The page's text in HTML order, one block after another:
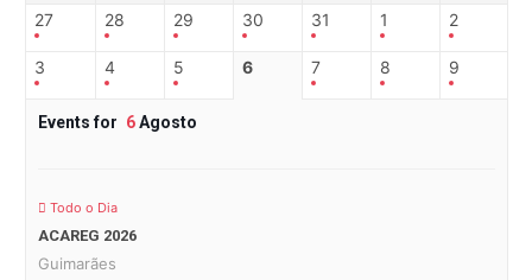
27 28 29 30 31 1 2
3 4 5 6 7 8 9
Events for 6Agosto
Todo o Dia
ACAREG 2026
Guimarães